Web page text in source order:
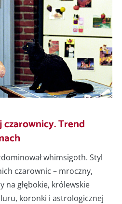
Trend
whimsigoth. Styl
czarownic – mroczny,
na głębokie, królewskie
koronki i astrologicznej